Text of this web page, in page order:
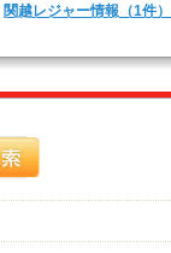
関越レジャー情報（1件）